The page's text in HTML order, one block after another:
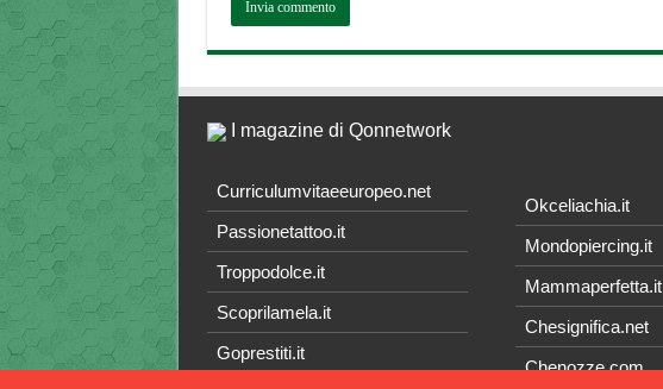
I magazine di Qonnetwork
Curriculumvitaeeuropeo.net
Passionetattoo.it
Troppodolce.it
Scoprilamela.it
Goprestiti.it
Okceliachia.it
Mondopiercing.it
Mammaperfetta.it
Chesignifica.net
Chenozze.com